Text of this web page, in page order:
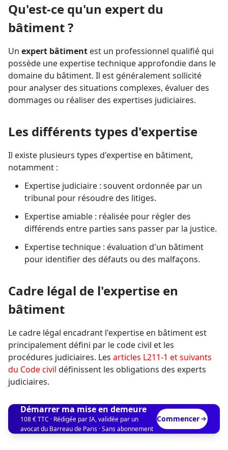
Qu'est-ce qu'un expert du
bâtiment ?
Un expert bâtiment est un professionnel qualifié qui
possède une expertise technique approfondie dans le
domaine du bâtiment. Il est généralement sollicité
pour analyser des situations complexes, évaluer des
dommages ou réaliser des expertises judiciaires.
Les différents types d'expertise
Il existe plusieurs types d'expertise en bâtiment,
notamment :
Expertise judiciaire : souvent ordonnée par un
tribunal pour résoudre des litiges.
Expertise amiable : réalisée pour régler des
différends entre parties sans passer par la justice.
Expertise technique : évaluation d'un bâtiment
pour identifier des défauts ou des malfaçons.
Cadre légal de l'expertise en
bâtiment
Le cadre légal encadrant l'expertise en bâtiment est
principalement défini par le code civil et les
procédures judiciaires. Les articles L211-1 et suivants
du Code civil définissent les obligations des experts
judiciaires.
Démarrer ma mise en demeure
108 € TTC · Rédigée par IA, validée par un
avocat du Barreau de Paris · Sans abonnement
Commencer